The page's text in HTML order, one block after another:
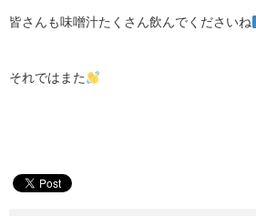
皆さんも味噌汁たくさん飲んでくださいね
それではまた